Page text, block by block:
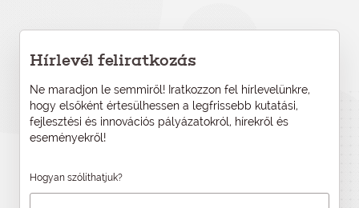
Hírlevél feliratkozás
Ne maradjon le semmiről! Iratkozzon fel hírlevelünkre,
hogy elsőként értesülhessen a legfrissebb kutatási,
fejlesztési és innovációs pályázatokról, hírekről és
eseményekről!
Hogyan szólíthatjuk?